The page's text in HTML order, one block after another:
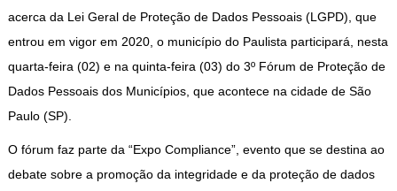
acerca da Lei Geral de Proteção de Dados Pessoais (LGPD), que
entrou em vigor em 2020, o município do Paulista participará, nesta
quarta-feira (02) e na quinta-feira (03) do 3º Fórum de Proteção de
Dados Pessoais dos Municípios, que acontece na cidade de São
Paulo (SP).
O fórum faz parte da “Expo Compliance”, evento que se destina ao
debate sobre a promoção da integridade e da proteção de dados